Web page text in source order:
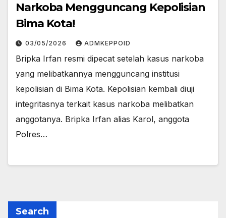
Narkoba Mengguncang Kepolisian
Bima Kota!
03/05/2026 ADMKEPPOID
Bripka Irfan resmi dipecat setelah kasus narkoba
yang melibatkannya mengguncang institusi
kepolisian di Bima Kota. Kepolisian kembali diuji
integritasnya terkait kasus narkoba melibatkan
anggotanya. Bripka Irfan alias Karol, anggota
Polres…
Search